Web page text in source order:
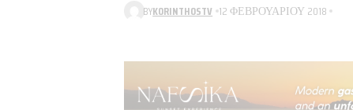
BYKORINTHOSTV 12 ΦΕΒΡΟΥΑΡΊΟΥ 2018